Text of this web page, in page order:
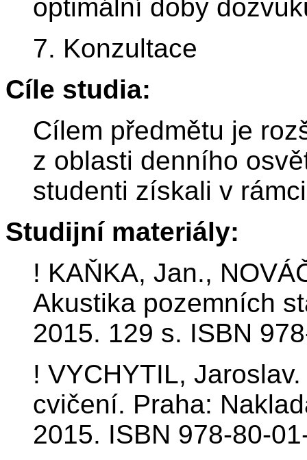
optimální doby
7. Konzultace
Cíle studia:
Cílem předmětu je
z oblasti denního
studenti získali v
Studijní materiály:
! KAŇKA, Jan.,
Akustika pozemních
2015. 129 s. ISBN
! VYCHYTIL,
cvičení. Praha:
2015. ISBN 978-80-